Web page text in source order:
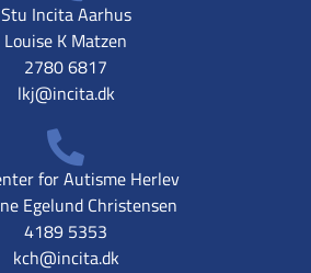
Stu Incita Aarhus
Louise K Matzen
2780 6817
lkj@incita.dk
for Autisme Herlev
Egelund Christensen
4189 5353
kch@incita.dk